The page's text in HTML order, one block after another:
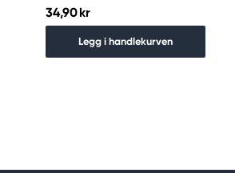
34,90 kr
Legg i handlekurven